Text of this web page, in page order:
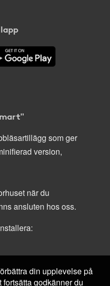
som ger
version,
när du
ansluten hos oss.
din upplevelse på
godkänner du